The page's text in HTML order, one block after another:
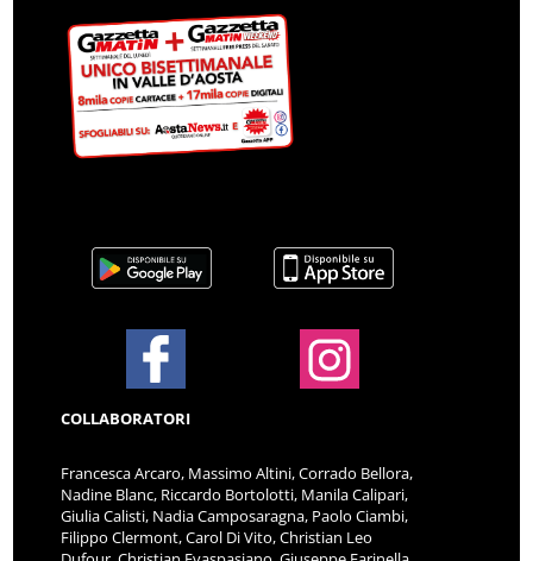
COLLABORATORI
Francesca Arcaro, Massimo Altini, Corrado Bellora,
Nadine Blanc, Riccardo Bortolotti, Manila Calipari,
Giulia Calisti, Nadia Camposaragna, Paolo Ciambi,
Filippo Clermont, Carol Di Vito, Christian Leo